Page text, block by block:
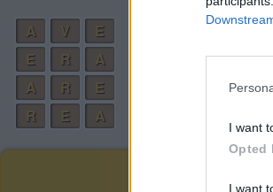
I want
Opted
I want
A
V
E
E
R
A
A
R
E
R
E A